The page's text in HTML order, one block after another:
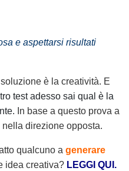
e aspettarsi risultati
è la creatività. E
test adesso sai qual è la
In base a questo prova a
direzione opposta.
qualcuno a generare
idea creativa? LEGGI QUI.